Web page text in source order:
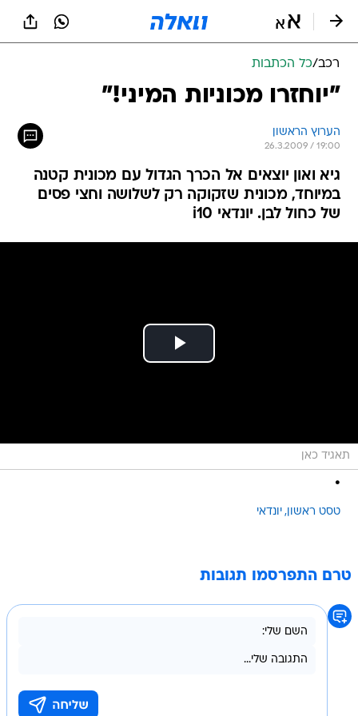
רכב/כל הכתבות
"יוחזרו מכוניות המיני!"
הערוץ הראשון
26.3.2009 / 19:00
גיא ואון יוצאים אל הכרך הגדול עם מכונית קטנה
במיוחד, מכונית שזקוקה רק לשלושה וחצי פסים
של כחול לבן. יונדאי i10
תאגיד כאן
.
טסט ראשון יונדאי
טרם התפרסמו תגובות